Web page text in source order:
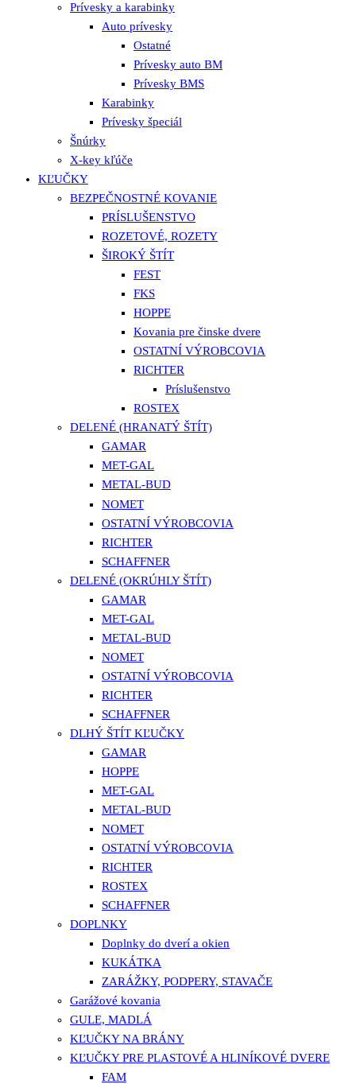
Prívesky a karabinky
Auto prívesky
Ostatné
Prívesky auto BM
Prívesky BMS
Karabinky
Prívesky špeciál
Šnúrky
X-key kľúče
KĽUČKY
BEZPEČNOSTNÉ KOVANIE
PRÍSLUŠENSTVO
ROZETOVÉ, ROZETY
ŠIROKÝ ŠTÍT
FEST
FKS
HOPPE
Kovania pre činske dvere
OSTATNÍ VÝROBCOVIA
RICHTER
Príslušenstvo
ROSTEX
DELENÉ (HRANATÝ ŠTÍT)
GAMAR
MET-GAL
METAL-BUD
NOMET
OSTATNÍ VÝROBCOVIA
RICHTER
SCHAFFNER
DELENÉ (OKRÚHLY ŠTÍT)
GAMAR
MET-GAL
METAL-BUD
NOMET
OSTATNÍ VÝROBCOVIA
RICHTER
SCHAFFNER
DLHÝ ŠTÍT KĽUČKY
GAMAR
HOPPE
MET-GAL
METAL-BUD
NOMET
OSTATNÍ VÝROBCOVIA
RICHTER
ROSTEX
SCHAFFNER
DOPLNKY
Doplnky do dverí a okien
KUKÁTKA
ZARÁŽKY, PODPERY, STAVAČE
Garážové kovania
GULE, MADLÁ
KĽUČKY NA BRÁNY
KĽUČKY PRE PLASTOVÉ A HLINÍKOVÉ DVERE
FAM